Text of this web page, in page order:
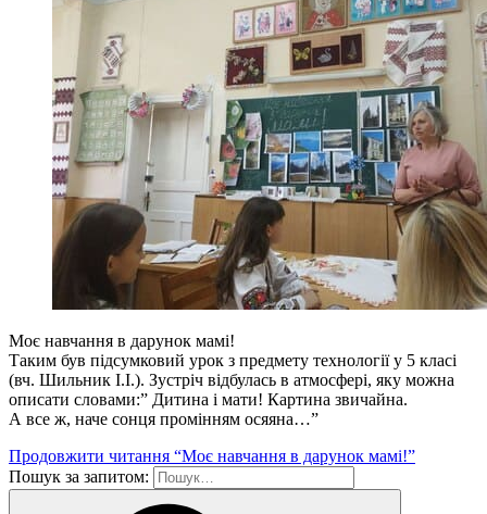
Моє навчання в дарунок мамі!
Таким був підсумковий урок з предмету технології у 5 класі
(вч. Шильник І.І.). Зустріч відбулась в атмосфері, яку можна
описати словами:” Дитина і мати! Картина звичайна.
А все ж, наче сонця промінням осяяна…”
Продовжити читання “Моє навчання в дарунок мамі!”
Пошук за запитом: